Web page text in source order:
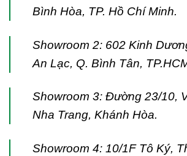
Bình Hòa, TP. Hồ Chí Minh.
Showroom 2: 602 Kinh
An Lạc, Q. Bình Tân,
Showroom 3: Đường 23/10,
Nha Trang, Khánh Hòa.
Showroom 4: 10/1F Tô Ký,